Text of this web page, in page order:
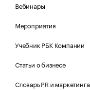
Вебинары
Мероприятия
Учебник РБК Компании
Статьи о бизнесе
Словарь PR и маркетинга